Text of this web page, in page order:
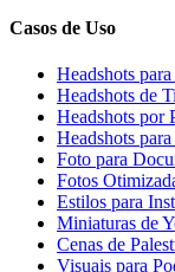
Casos de Uso
Headshots
Headshots de
Headshots por
Headshots
Foto para
Fotos
Estilos para
Miniaturas de
Cenas de
Visuais para